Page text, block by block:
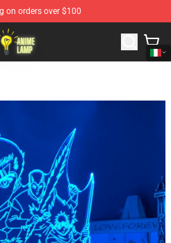
on orders over $100
Best Store of Anime Lamp